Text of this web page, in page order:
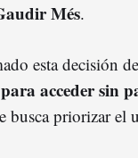
Més.
esta decisión
acceder sin
busca priorizar el